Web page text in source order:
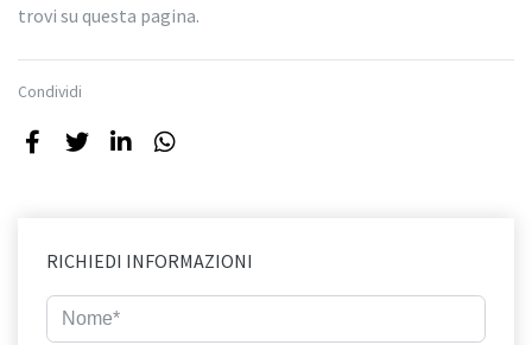
trovi su questa pagina.
Condividi
RICHIEDI INFORMAZIONI